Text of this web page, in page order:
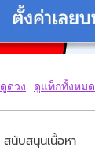
ดูดวง ดูแท็กทั้งหมด
สนับสนุนเนื้อหา